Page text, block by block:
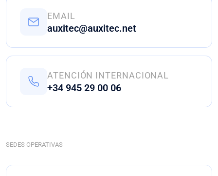
EMAIL
auxitec@auxitec.net
ATENCIÓN INTERNACIONAL
+34 945 29 00 06
SEDES OPERATIVAS